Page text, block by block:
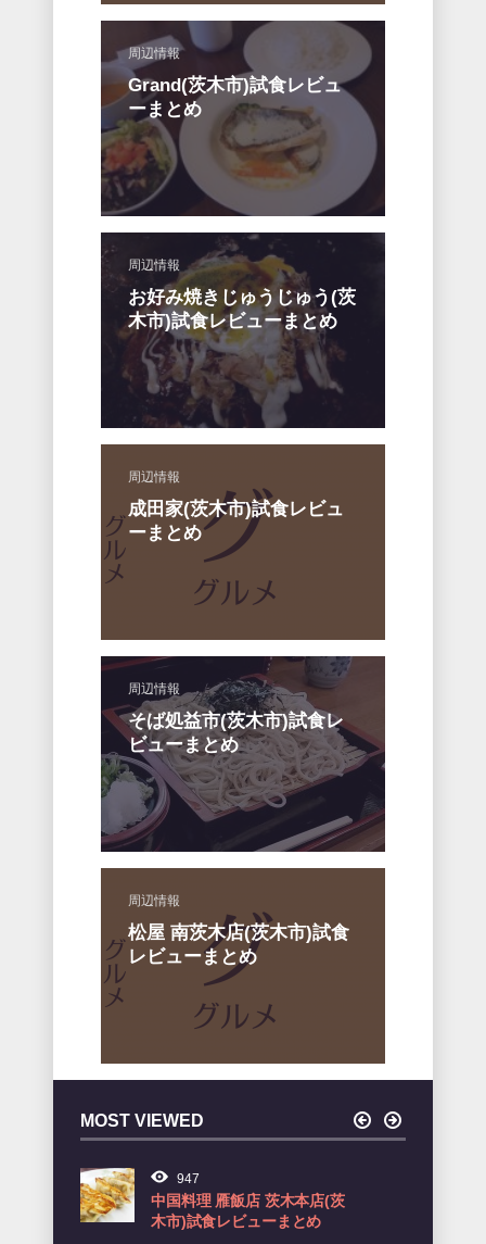
周辺情報
Grand(茨木市)試食レビュ
ーまとめ
周辺情報
お好み焼きじゅうじゅう(茨
木市)試食レビューまとめ
周辺情報
成田家(茨木市)試食レビュ
ーまとめ
周辺情報
そば処益市(茨木市)試食レ
ビューまとめ
周辺情報
松屋 南茨木店(茨木市)試食
レビューまとめ
MOST VIEWED
中国料理 雁飯店 茨木本店(茨
木市)試食レビューまとめ
Boulangerie